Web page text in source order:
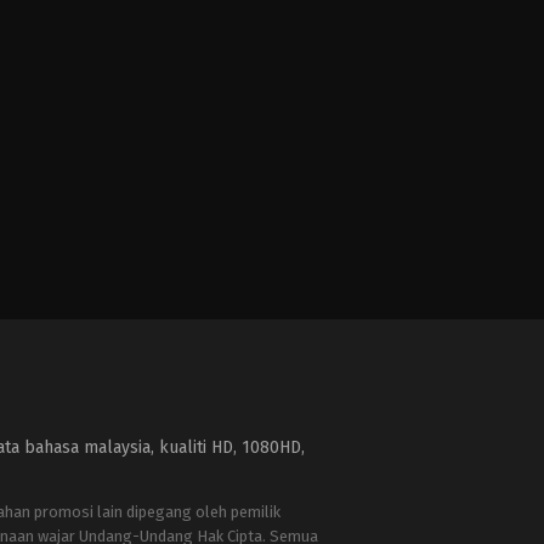
bahasa malaysia, kualiti HD, 1080HD,
promosi lain dipegang oleh pemilik
wajar Undang-Undang Hak Cipta. Semua